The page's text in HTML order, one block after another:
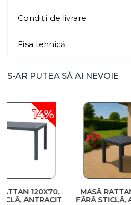
Condiții de livrare
Fisa tehnică
S-AR PUTEA SĂ AI NEVOIE
10%
MASĂ RATTAN 90X90,
FĂRĂ STICLĂ, ANTRACIT